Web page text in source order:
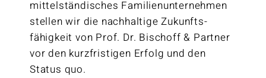
mittel­ständisches Familien­unternehmen
stellen wir die nachhaltige Zukunfts­
fähigkeit von Prof. Dr. Bischoff & Partner
vor den kurzfristigen Erfolg und den
Status quo.